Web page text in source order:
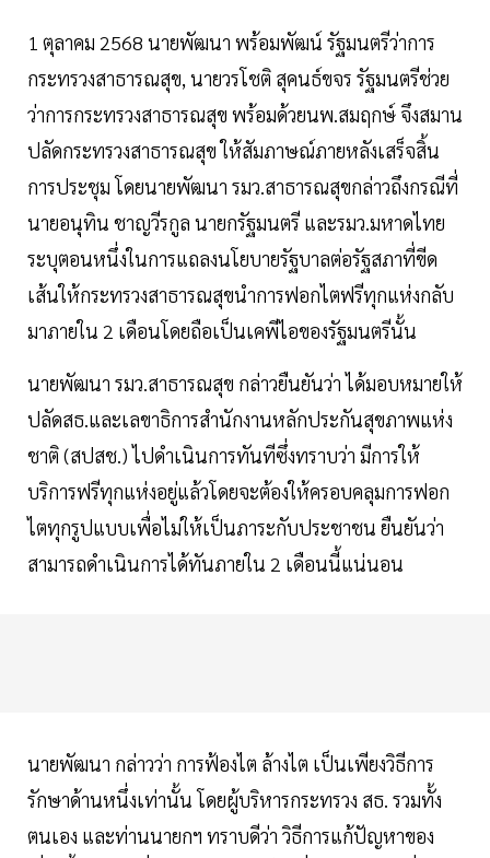
1 ตุลาคม 2568 นายพัฒนา พร้อมพัฒน์ รัฐมนตรีว่าการ
กระทรวงสาธารณสุข, นายวรโชติ สุคนธ์ขจร รัฐมนตรีช่วย
ว่าการกระทรวงสาธารณสุข พร้อมด้วยนพ.สมฤกษ์ จึงสมาน
ปลัดกระทรวงสาธารณสุข ให้สัมภาษณ์ภายหลังเสร็จสิ้น
การประชุม โดยนายพัฒนา รมว.สาธารณสุขกล่าวถึงกรณีที่
นายอนุทิน ชาญวีรกูล นายกรัฐมนตรี และรมว.มหาดไทย
ระบุตอนหนึ่งในการแถลงนโยบายรัฐบาลต่อรัฐสภาที่ขีด
เส้นให้กระทรวงสาธารณสุขนำการฟอกไตฟรีทุกแห่งกลับ
มาภายใน 2 เดือนโดยถือเป็นเคพีไอของรัฐมนตรีนั้น
นายพัฒนา รมว.สาธารณสุข กล่าวยืนยันว่า ได้มอบหมายให้
ปลัดสธ.และเลขาธิการสำนักงานหลักประกันสุขภาพแห่ง
ชาติ (สปสช.) ไปดำเนินการทันทีซึ่งทราบว่า มีการให้
บริการฟรีทุกแห่งอยู่แล้วโดยจะต้องให้ครอบคลุมการฟอก
ไตทุกรูปแบบเพื่อไม่ให้เป็นภาระกับประชาชน ยืนยันว่า
สามารถดำเนินการได้ทันภายใน 2 เดือนนี้แน่นอน
นายพัฒนา กล่าวว่า การฟ้องไต ล้างไต เป็นเพียงวิธีการ
รักษาด้านหนึ่งเท่านั้น โดยผู้บริหารกระทรวง สธ. รวมทั้ง
ตนเอง และท่านนายกฯ ทราบดีว่า วิธีการแก้ปัญหาของ